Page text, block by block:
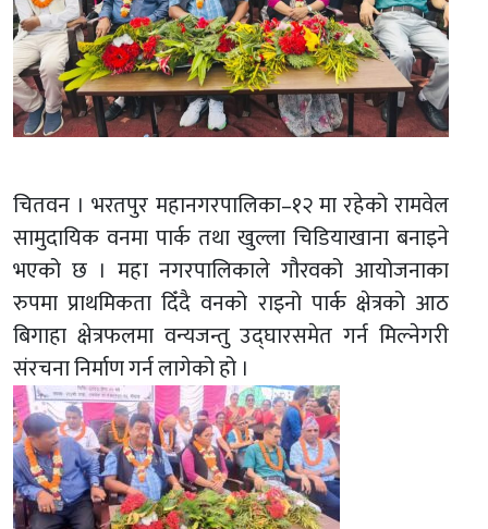
चितवन । भरतपुर महानगरपालिका–१२ मा रहेको रामवेल
सामुदायिक वनमा पार्क तथा खुल्ला चिडियाखाना बनाइने
भएको छ । महा नगरपालिकाले गौरवको आयोजनाका
रुपमा प्राथमिकता दिँदै वनको राइनो पार्क क्षेत्रको आठ
बिगाहा क्षेत्रफलमा वन्यजन्तु उद्घारसमेत गर्न मिल्नेगरी
संरचना निर्माण गर्न लागेको हो ।